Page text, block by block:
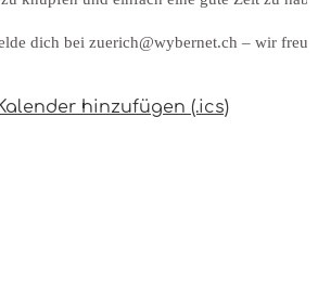
dich bei zuerich@wybernet.ch – wir
hinzufügen (.ics)